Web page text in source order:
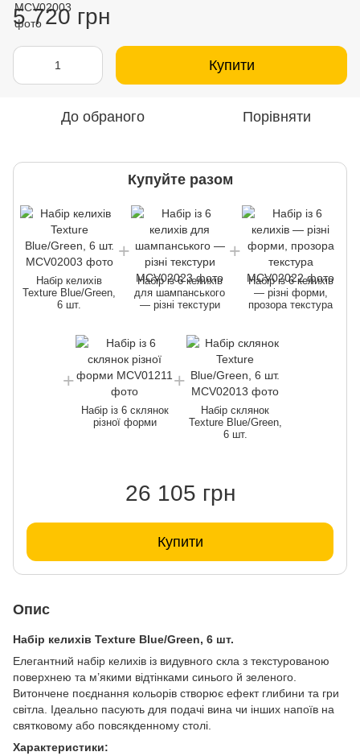
5 720 грн
Купити
До обраного Порівняти
Купуйте разом
Набір келихів
Texture Blue/Green,
6 шт.
Набір із 6 келихів
для шампанського
— різні текстури
Набір із 6 келихів
— різні форми,
прозора текстура
Набір із 6 склянок
різної форми
Набір склянок
Texture Blue/Green,
6 шт.
26 105 грн
Купити
Опис
Набір келихів Texture Blue/Green, 6 шт.
Елегантний набір келихів із видувного скла з текстурованою
поверхнею та м’якими відтінками синього й зеленого.
Витончене поєднання кольорів створює ефект глибини та гри
світла. Ідеально пасують для подачі вина чи інших напоїв на
святковому або повсякденному столі.
Характеристики: